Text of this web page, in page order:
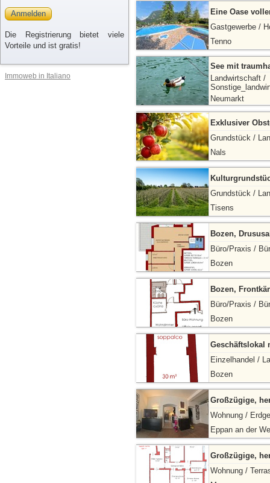
Anmelden
Die Registrierung bietet viele
Vorteile und ist gratis!
Immoweb in Italiano
Eine Oase
Gastgewerbe /
Tenno
See mit
Landwirtschaft /
Neumarkt
Exklusiver
Grundstück /
Nals
Grundstück /
Tisens
Bozen,
Büro/Praxis /
Bozen
Bozen,
Büro/Praxis /
Bozen
Geschäftslokal
Einzelhandel /
Bozen
Großzügige,
Wohnung /
Eppan an der
Großzügige,
Wohnung /